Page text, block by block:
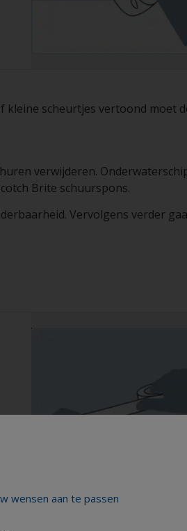
scheurtjes vertoond moet
verwijderen.
Brite schuurspons.
Vervolgens verder
wensen aan te passen